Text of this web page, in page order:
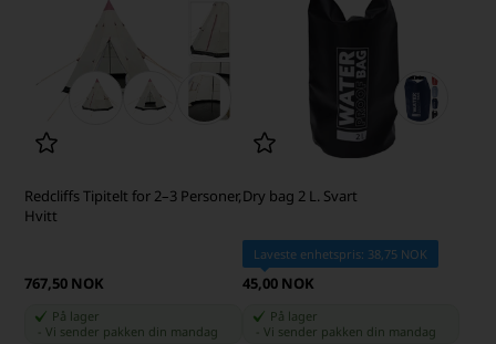
Redcliffs Tipitelt for 2–3 Personer,
Hvitt
767,50 NOK
På lager
-Vi sender pakken din mandag
Dry bag 2 L. Svart
Laveste enhetspris: 38,75 NOK
45,00 NOK
På lager
Vi sender pakken din mandag